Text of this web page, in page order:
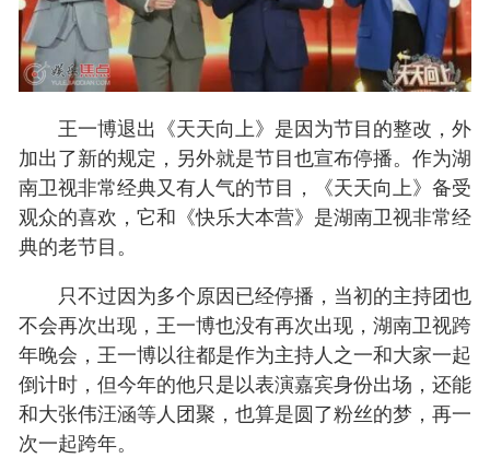
王一博退出《天天向上》是因为节目的整改，外
加出了新的规定，另外就是节目也宣布停播。作为湖
南卫视非常经典又有人气的节目，《天天向上》备受
观众的喜欢，它和《快乐大本营》是湖南卫视非常经
典的老节目。
只不过因为多个原因已经停播，当初的主持团也
不会再次出现，王一博也没有再次出现，湖南卫视跨
年晚会，王一博以往都是作为主持人之一和大家一起
倒计时，但今年的他只是以表演嘉宾身份出场，还能
和大张伟汪涵等人团聚，也算是圆了粉丝的梦，再一
次一起跨年。